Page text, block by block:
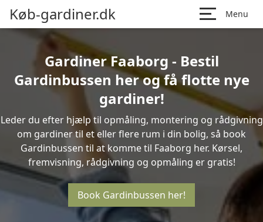
Køb-gardiner.dk Menu
Gardiner Faaborg - Bestil
Gardinbussen her og få flotte nye
gardiner!
Leder du efter hjælp til opmåling, montering og rådgivning
om gardiner til et eller flere rum i din bolig, så book
Gardinbussen til at komme til Faaborg her. Kørsel,
fremvisning, rådgivning og opmåling er gratis!
Book Gardinbussen her!